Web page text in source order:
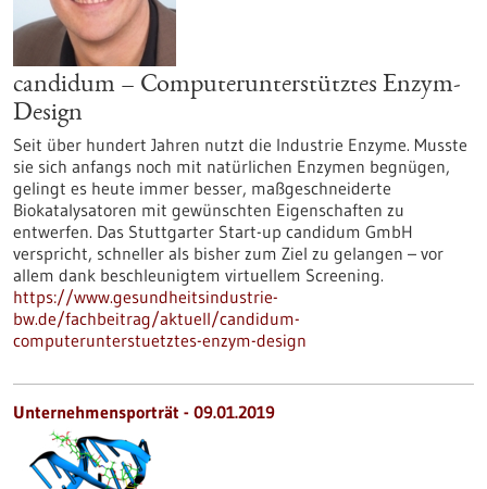
candidum – Computerunterstütztes Enzym-
Design
Seit über hundert Jahren nutzt die Industrie Enzyme. Musste
sie sich anfangs noch mit natürlichen Enzymen begnügen,
gelingt es heute immer besser, maßgeschneiderte
Biokatalysatoren mit gewünschten Eigenschaften zu
entwerfen. Das Stuttgarter Start-up candidum GmbH
verspricht, schneller als bisher zum Ziel zu gelangen – vor
allem dank beschleunigtem virtuellem Screening.
https://www.gesundheitsindustrie-
bw.de/fachbeitrag/aktuell/candidum-
computerunterstuetztes-enzym-design
Unternehmensporträt - 09.01.2019